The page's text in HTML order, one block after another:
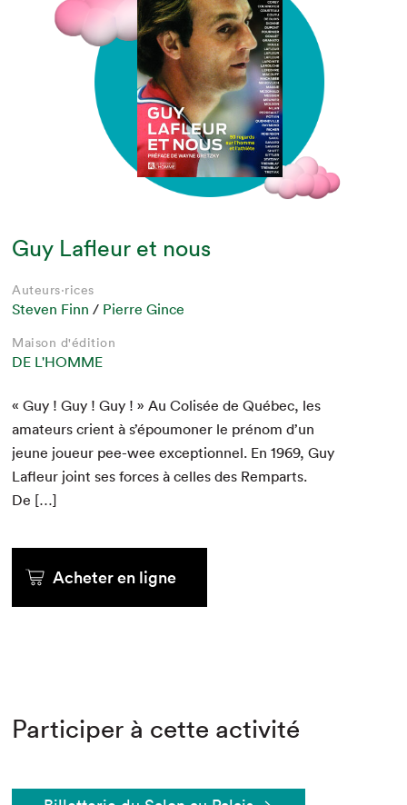
Guy Lafleur et nous
Auteurs·rices
Steven Finn / Pierre Gince
Maison d'édition
DE L'HOMME
« Guy ! Guy ! Guy ! » Au Col­isée de Québec, les
ama­teurs cri­ent à s’époumoner le prénom d’un
jeune joueur pee-wee excep­tion­nel. En1969, Guy
Lafleur joint ses forces à celles des Rem­parts.
De […]
Acheter en ligne
Participer à cette activité